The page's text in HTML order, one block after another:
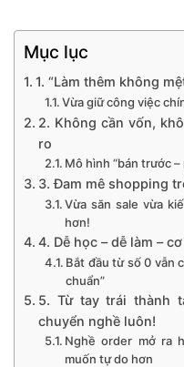
Mục lục
1. “Làm thêm không
Vừa giữ công việc
2. Không cần vốn,
ro
Mô hình “bán trước –
3. Đam mê shopping
Vừa săn sale vừa
hơn!
4. Dễ học – dễ làm –
Bắt đầu từ số 0 vẫn
chuẩn”
5. Từ tay trái thành
chuyển nghề luôn!
Nghề order mở ra
muốn tự do hơn